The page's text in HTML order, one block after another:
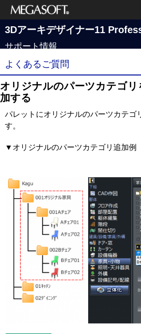
メガソフト株式
会社
3Dアーキデザイナー11
サポート情報
よくあるご質問
オリジナルのパーツカテゴ
加する
パレットにオリジナルのパーツカテゴ
す。
▼オリジナルのパーツカテゴリ追加例